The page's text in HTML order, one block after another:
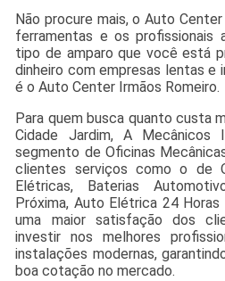
Não procure mais, o Auto
ferramentas e os profissionais
tipo de amparo que você está
dinheiro com empresas lentas e
é o Auto Center Irmãos Romeiro.
Para quem busca quanto custa
Cidade Jardim, A Mecânicos
segmento de Oficinas
clientes serviços como o de
Elétricas, Baterias
Próxima, Auto Elétrica 24
uma maior satisfação dos
investir nos melhores
instalações modernas,
boa cotação no mercado.